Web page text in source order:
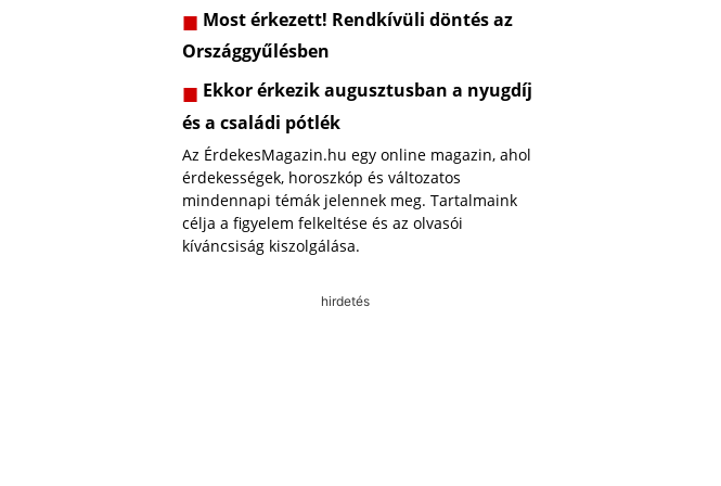
Most érkezett! Rendkívüli döntés az
Országgyűlésben
Ekkor érkezik augusztusban a nyugdíj
és a családi pótlék
Az ÉrdekesMagazin.hu egy online magazin, ahol
érdekességek, horoszkóp és változatos
mindennapi témák jelennek meg. Tartalmaink
célja a figyelem felkeltése és az olvasói
kíváncsiság kiszolgálása.
hirdetés